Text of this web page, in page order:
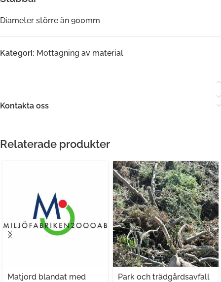
Diameter större än 900mm
Kategori: Mottagning av material
Kontakta oss
Relaterade produkter
Matjord blandat med
Park och trädgårdsavfall